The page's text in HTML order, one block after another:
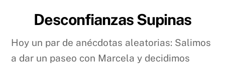
Desconfianzas Supinas
Hoy un par de anécdotas aleatorias: Salimos
a dar un paseo con Marcela y decidimos